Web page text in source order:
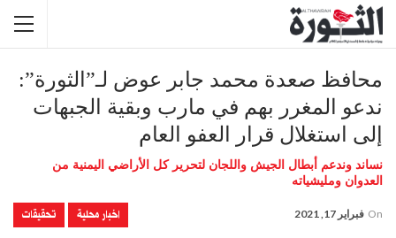
محافظ صعدة محمد جابر عوض لـ”الثورة”:
ندعو المغرر بهم في مارب وبقية الجبهات
إلى استغلال قرار العفو العام
نساند وندعم أبطال الجيش واللجان لتحرير كل الأراضي اليمنية من
العدوان ومليشياته
اخبار محلية تحقيقات On فبراير 17, 2021